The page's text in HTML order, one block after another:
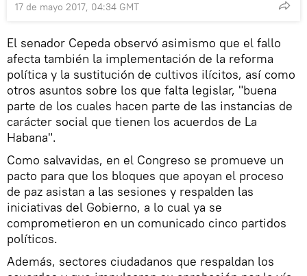
17 de mayo 2017, 04:34 GMT
El senador Cepeda observó asimismo que el fallo
afecta también la implementación de la reforma
política y la sustitución de cultivos ilícitos, así como
otros asuntos sobre los que falta legislar, "buena
parte de los cuales hacen parte de las instancias de
carácter social que tienen los acuerdos de La
Habana".
Como salvavidas, en el Congreso se promueve un
pacto para que los bloques que apoyan el proceso
de paz asistan a las sesiones y respalden las
iniciativas del Gobierno, a lo cual ya se
comprometieron en un comunicado cinco partidos
políticos.
Además, sectores ciudadanos que respaldan los